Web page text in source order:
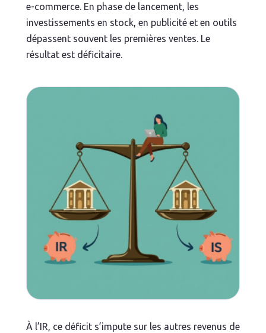
e-commerce. En phase de lancement, les
investissements en stock, en publicité et en outils
dépassent souvent les premières ventes. Le
résultat est déficitaire.
À l’IR, ce déficit s’impute sur les autres revenus de